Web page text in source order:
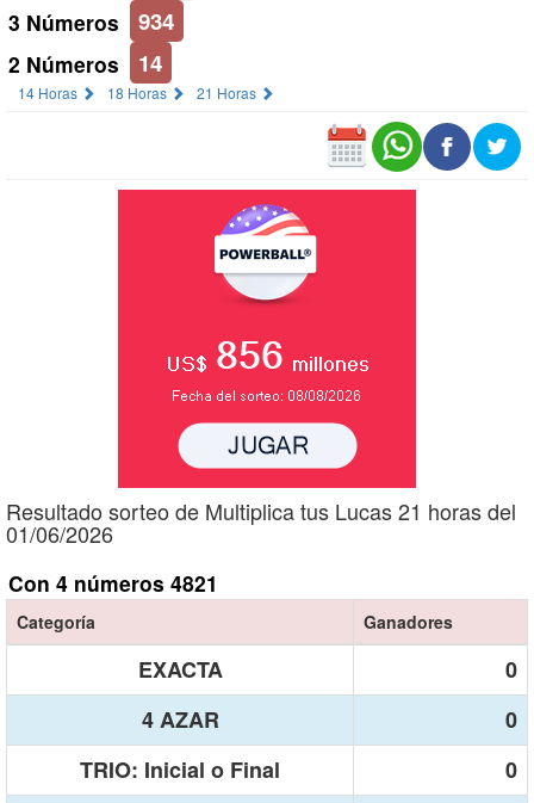
3 Números 934
2 Números 14
14 Horas 18 Horas 21 Horas
Resultado sorteo de Multiplica tus Lucas 21 horas del
01/06/2026
Con 4 números 4821
Categoría Ganadores
EXACTA
0
4 AZAR
0
TRIO: Inicial o Final
0